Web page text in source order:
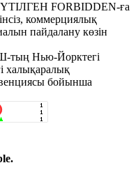
FORBIDDEN-ға
коммерциялық
пайдалану көзін
тың Нью-Йорктегі
халықаралық
бойынша